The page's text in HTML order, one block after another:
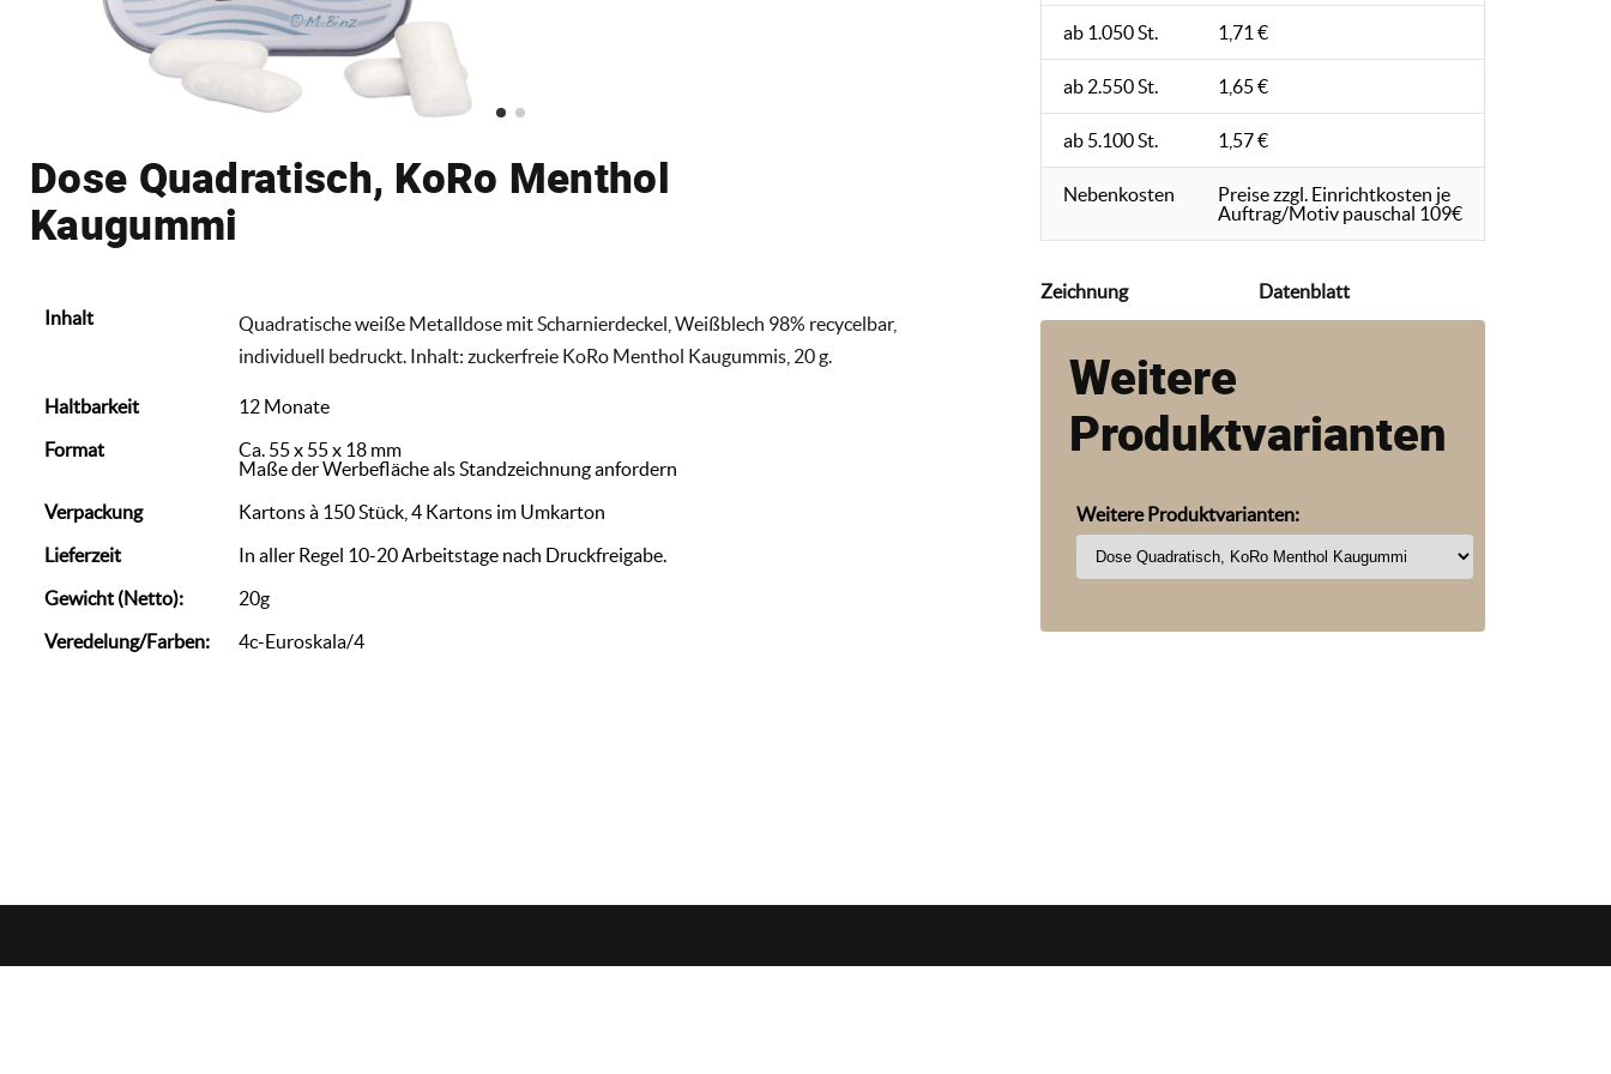
Dose Quadratisch, KoRo Menthol
Kaugummi
Inhalt
Quadratische weiße Metalldose mit Scharnierdeckel, Weißblech 98% recycelbar,
individuell bedruckt. Inhalt: zuckerfreie KoRo Menthol Kaugummis, 20 g.
Haltbarkeit
12 Monate
Format
Ca. 55 x 55 x 18 mm
Maße der Werbefläche als Standzeichnung anfordern
Verpackung
Kartons à 150 Stück, 4 Kartons im Umkarton
Lieferzeit
In aller Regel 10-20 Arbeitstage nach Druckfreigabe.
Gewicht (Netto):
20g
Veredelung/Farben:
4c-Euroskala/4
ab 1.050 St. 1,71 €
ab 2.550 St. 1,65 €
ab 5.100 St. 1,57 €
Nebenkosten
Preise zzgl. Einrichtkosten je
Auftrag/Motiv pauschal 109€
Zeichnung Datenblatt
Weitere
Produktvarianten
Weitere Produktvarianten: